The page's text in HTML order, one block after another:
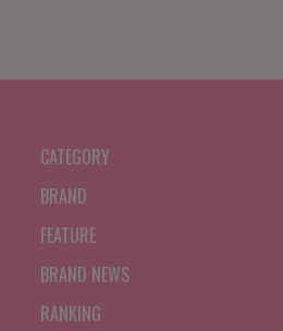
CATEGORY
BRAND
FEATURE
BRAND NEWS
RANKING